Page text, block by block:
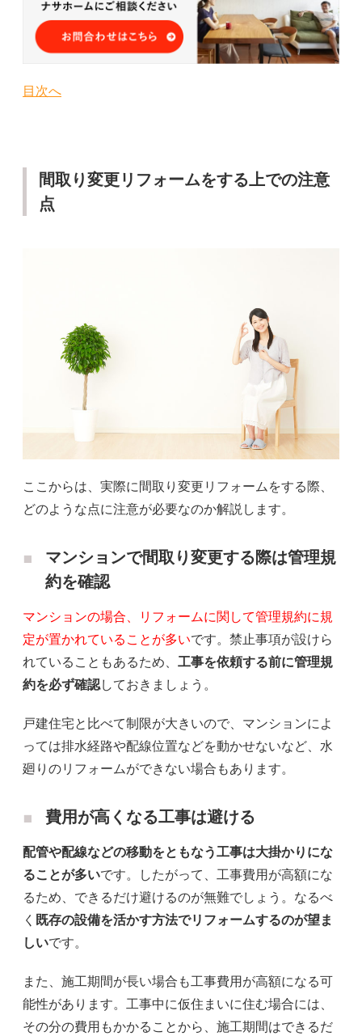
目次へ
間取り変更リフォームをする上での注意
点
ここからは、実際に間取り変更リフォームをする際、
どのような点に注意が必要なのか解説します。
マンションで間取り変更する際は管理規
約を確認
マンションの場合、リフォームに関して管理規約に規
定が置かれていることが多いです。禁止事項が設けら
れていることもあるため、 工事を依頼する前に管理規
約を必ず確認しておきましょう。
戸建住宅と比べて制限が大きいので、マンションによ
っては排水経路や配線位置などを動かせないなど、水
廻りのリフォームができない場合もあります。
費用が高くなる工事は避ける
配管や配線などの移動をともなう工事は大掛かりにな
ることが多いです。したがって、工事費用が高額にな
るため、できるだけ避けるのが無難でしょう。なるべ
く 既存の設備を活かす方法でリフォームするのが望ま
しいです。
また、施工期間が長い場合も工事費用が高額になる可
能性があります。工事中に仮住まいに住む場合には、
その分の費用もかかることから、施工期間はできるだ